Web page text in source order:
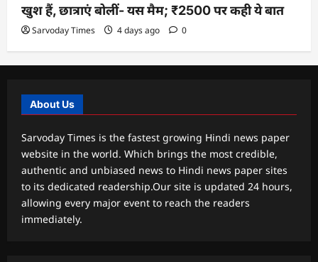
खुश हैं, छात्राएं बोलीं- यस मैम; ₹2500 पर कही ये बात
Sarvoday Times 4 days ago 0
About Us
Sarvoday Times is the fastest growing Hindi news paper
website in the world. Which brings the most credible,
authentic and unbiased news to Hindi news paper sites
to its dedicated readership.Our site is updated 24 hours,
allowing every major event to reach the readers
immediately.